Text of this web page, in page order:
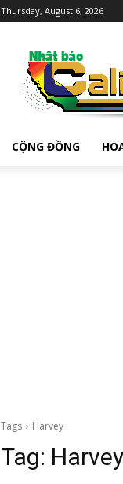
Thursday, August 6, 2026
CỘNG ĐỒNG
Tags Harvey
Tag: Harvey